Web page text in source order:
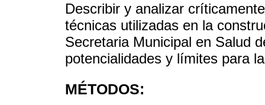
Describir y analizar
técnicas utilizadas en la
Secretaria Municipal en Salud
potencialidades y límites para
MÉTODOS: